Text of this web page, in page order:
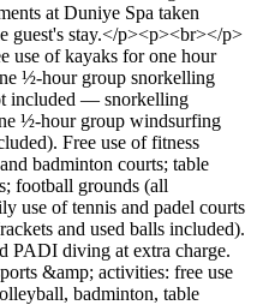
at Duniye Spa taken
guest's stay.</p><p><br></p>
use of kayaks for one hour
½-hour group snorkelling
included — snorkelling
½-hour group windsurfing
Free use of fitness
badminton courts; table
football grounds (all
use of tennis and padel courts
and used balls included).
PADI diving at extra charge.
&amp; activities: free use
badminton, table